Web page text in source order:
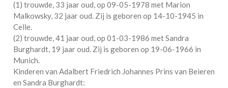
(1) trouwde, 33 jaar oud, op 09-05-1978 met Marion
Malkowsky, 32 jaar oud. Zij is geboren op 14-10-1945 in
Celle.
(2) trouwde, 41 jaar oud, op 01-03-1986 metSandra
Burghardt, 19 jaar oud. Zij is geboren op 19-06-1966 in
Munich.
Kinderen van Adalbert Friedrich Johannes Prins van Beieren
en Sandra Burghardt: